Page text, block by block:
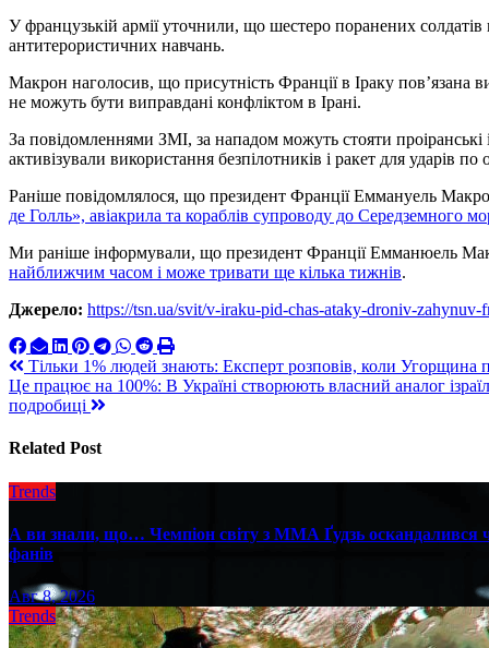
У французькій армії уточнили, що шестеро поранених
антитерористичних навчань.
Макрон наголосив, що присутність Франції в Іраку пов’язана
не можуть бути виправдані конфліктом в Ірані.
За повідомленнями ЗМІ, за нападом можуть стояти
активізували використання безпілотників і ракет для ударів
Раніше повідомлялося, що президент Франції Еммануель
де Голль», авіакрила та кораблів супроводу до Середземного
Ми раніше інформували, що президент Франції Емманюель
найближчим часом і може тривати ще кілька тижнів.
Джерело: https://tsn.ua/svit/v-iraku-pid-chas-ataky-droniv-
Навигация
по
Тільки 1% людей знають: Експерт розповів, коли Угорщина
Це працює на 100%: В Україні створюють власний аналог
подробиці
Related Post
Trends
А ви знали, що… Чемпіон світу з ММА Ґудзь оскандалився
фанів
Авг 8, 2026
Trends